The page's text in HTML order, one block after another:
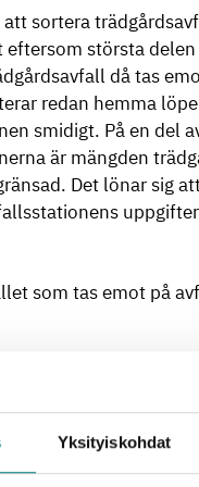
Yksityiskohdat
att sortera
största
då tas
redan hemma
smidigt. På en del
är mängden
Det lönar sig
som tas emot på
från träd och buskar